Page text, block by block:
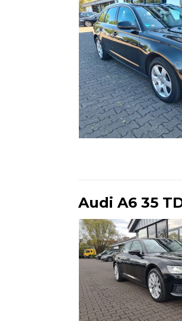
Audi A6 35